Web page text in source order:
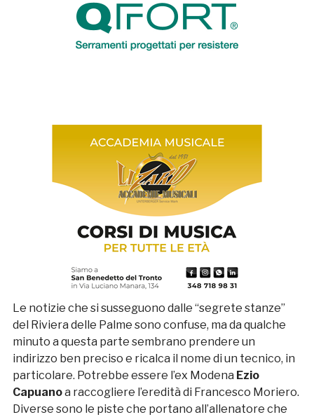
Le notizie che si susseguono dalle “segrete stanze”
del Riviera delle Palme sono confuse, ma da qualche
minuto a questa parte sembrano prendere un
indirizzo ben preciso e ricalca il nome di un tecnico, in
particolare. Potrebbe essere l’ex Modena Ezio
Capuanoa raccogliere l’eredità di Francesco Moriero.
Diverse sono le piste che portano all’allenatore che